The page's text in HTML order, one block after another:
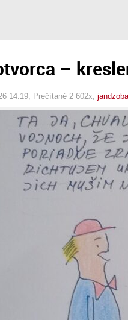
–
14:19 , Prečítané 2 602x, jandzoba